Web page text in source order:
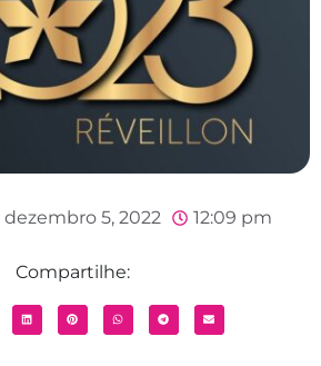
dezembro 5, 2022 12:09 pm
Compartilhe: